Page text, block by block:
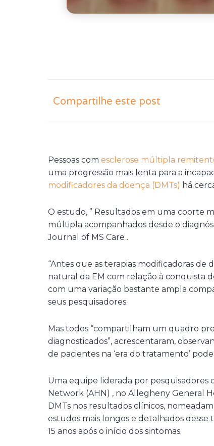
Compartilhe este post
Pessoas com esclerose múltipla
uma progressão mais lenta para a
modificadores da doença (DMTs) há
O estudo, ” Resultados em uma coorte
múltipla acompanhados desde o
Journal of MS Care .
“Antes que as terapias modificadoras de
natural da EM com relação à conquista
com uma variação bastante ampla
seus pesquisadores.
Mas todos “compartilham um quadro
diagnosticados”, acrescentaram,
de pacientes na ‘era do tratamento’
Uma equipe liderada por
Network (AHN) , no Allegheny General
DMTs nos resultados clínicos,
estudos mais longos e detalhados desse
15 anos após o início dos sintomas.